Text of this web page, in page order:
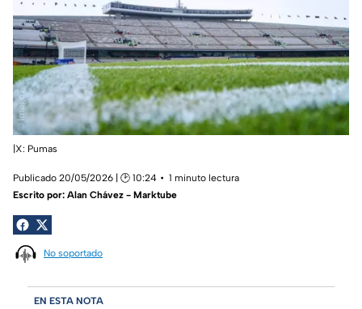
|X: Pumas
Publicado 20/05/2026 | 🕑 10:24
1 minuto lectura
Escrito por: Alan Chávez - Marktube
No soportado
EN ESTA NOTA